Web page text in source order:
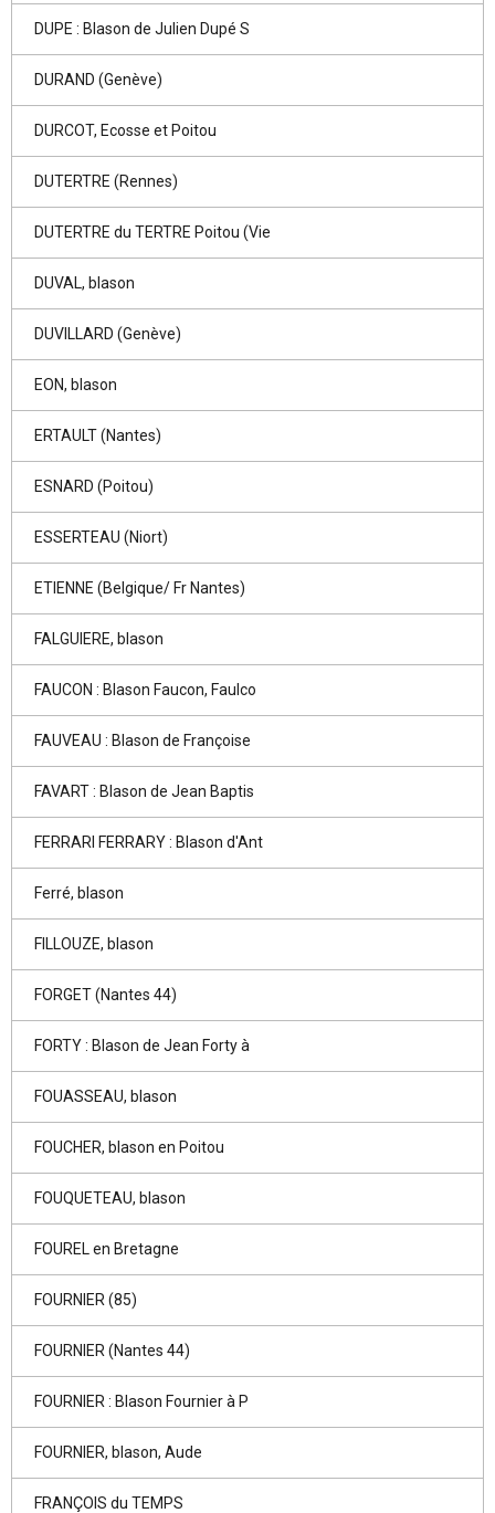
DUPE : Blason de Julien Dupé S
DURAND (Genève)
DURCOT, Ecosse et Poitou
DUTERTRE (Rennes)
DUTERTRE du TERTRE Poitou (Vie
DUVAL, blason
DUVILLARD (Genève)
EON, blason
ERTAULT (Nantes)
ESNARD (Poitou)
ESSERTEAU (Niort)
ETIENNE (Belgique/ Fr Nantes)
FALGUIERE, blason
FAUCON : Blason Faucon, Faulco
FAUVEAU : Blason de Françoise
FAVART : Blason de Jean Baptis
FERRARI FERRARY : Blason d'Ant
Ferré, blason
FILLOUZE, blason
FORGET (Nantes 44)
FORTY : Blason de Jean Forty à
FOUASSEAU, blason
FOUCHER, blason en Poitou
FOUQUETEAU, blason
FOUREL en Bretagne
FOURNIER (85)
FOURNIER (Nantes 44)
FOURNIER : Blason Fournier à P
FOURNIER, blason, Aude
FRANÇOIS du TEMPS